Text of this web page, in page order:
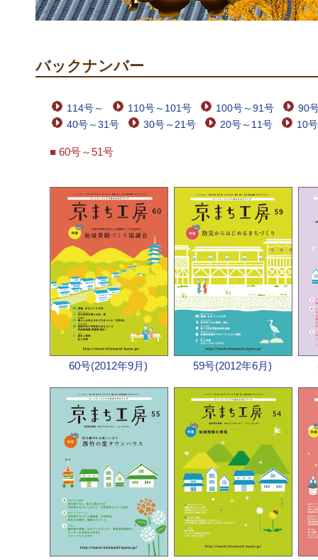
バックナンバー
114号～ 110号～101号 100号～91号
90
40号～31号
30号～21号 20号～11号 10
■ 60号～51号
60号(2012年9月) 59号(2012年6月)